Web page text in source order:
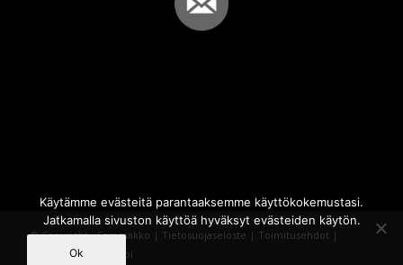
© Copyright - Sammakko | Tietosuojaseloste | Toimitusehdot |
Powered by
iQWebbi
Käytämme evästeitä parantaaksemme käyttökokemustasi.
Jatkamalla sivuston käyttöä hyväksyt evästeiden käytön.
Ok